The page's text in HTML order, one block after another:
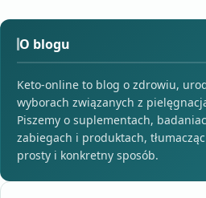
O blogu
Keto-online to blog o zdrowiu,
wyborach związanych z
Piszemy o suplementach,
zabiegach i produktach,
prosty i konkretny sposób.